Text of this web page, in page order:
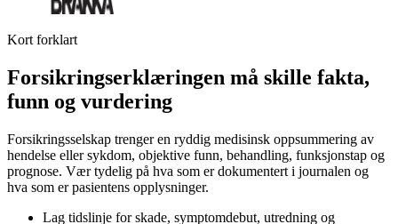
Kort forklart
Forsikringserklæringen må skille fakta,
funn og vurdering
Forsikringsselskap trenger en ryddig medisinsk oppsummering av
hendelse eller sykdom, objektive funn, behandling, funksjonstap og
prognose. Vær tydelig på hva som er dokumentert i journalen og
hva som er pasientens opplysninger.
Lag tidslinje for skade, symptomdebut, utredning og